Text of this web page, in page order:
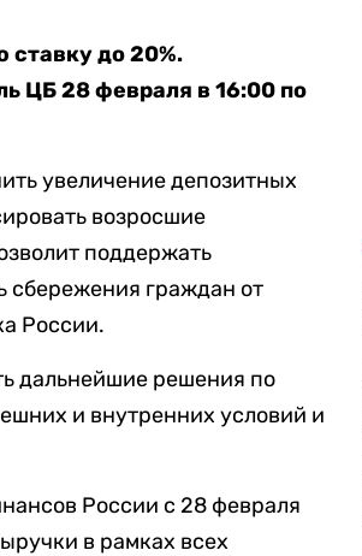
ставку до 20%.
ЦБ 28 февраля в 16:00 по
увеличение депозитных
возросшие
поддержать
сбережения граждан от
России.
дальнейшие решения по
и внутренних условий и
России с 28 февраля
в рамках всех